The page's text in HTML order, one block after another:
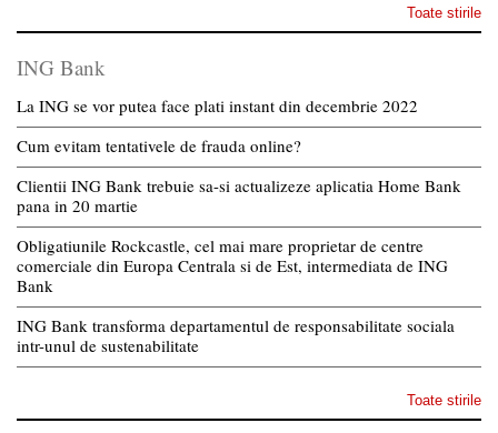
Toate stirile
ING Bank
La ING se vor putea face plati instant din decembrie 2022
Cum evitam tentativele de frauda online?
Clientii ING Bank trebuie sa-si actualizeze aplicatia Home Bank
pana in 20 martie
Obligatiunile Rockcastle, cel mai mare proprietar de centre
comerciale din Europa Centrala si de Est, intermediata de ING
Bank
ING Bank transforma departamentul de responsabilitate sociala
intr-unul de sustenabilitate
Toate stirile